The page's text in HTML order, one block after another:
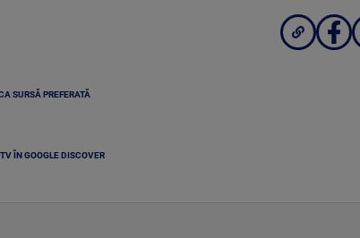
SURSĂ PREFERATĂ
ÎN GOOGLE DISCOVER